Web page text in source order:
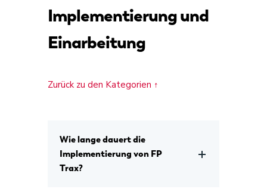
Implementierung und
Einarbeitung
Zurück zu den Kategorien ↑
Wie lange dauert die
Implementierung von FP
Trax?